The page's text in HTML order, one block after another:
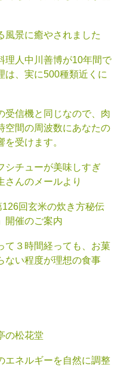
風景に癒やされました
理人中川善博が10年間で
は、実に500種類近くに
受信機と同じなので、肉
空間の周波数にあなたの
を受けます。
シチューが美味しすぎ
んのメールより
126回玄米の炊き方秘伝
開催のご案内
て３時間経っても、お菓
ない程度が理想の食事
松花堂
エネルギーを自然に調整